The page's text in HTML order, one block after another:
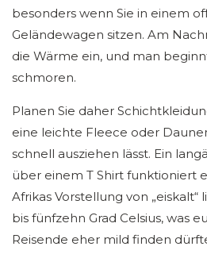
besonders wenn Sie in einem
Geländewagen sitzen. Am
die Wärme ein, und man
schmoren.
Planen Sie daher
eine leichte Fleece oder
schnell ausziehen lässt. Ein
über einem T Shirt funktioniert
Afrikas Vorstellung von
bis fünfzehn Grad Celsius, was
Reisende eher mild finden